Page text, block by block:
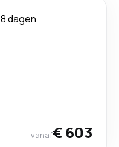
8 dagen
vanaf€ 603